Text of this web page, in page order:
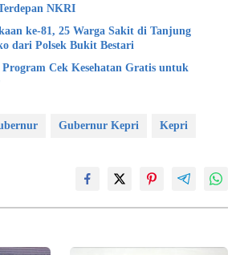
NKRI
ke-81, 25 Warga Sakit di Tanjung
dari Polsek Bukit Bestari
Cek Kesehatan Gratis untuk
Gubernur Kepri Kepri